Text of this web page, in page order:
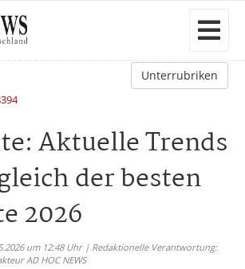
Unterrubriken
Aktuelle Trends
der besten
2026
um 12:48 Uhr | Redaktionelle Verantwortung:
AD HOC NEWS